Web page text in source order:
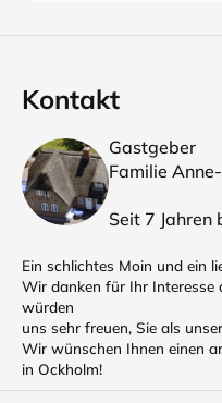
Kontakt
Gastgeber
Familie
Seit 7 Jahren
Ein schlichtes Moin und ein
Wir danken für Ihr Interesse
würden
uns sehr freuen, Sie als
Wir wünschen Ihnen einen
in Ockholm!